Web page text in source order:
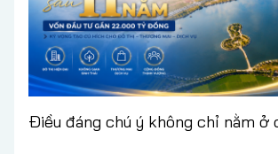
Điều đáng chú ý không chỉ nằm ở